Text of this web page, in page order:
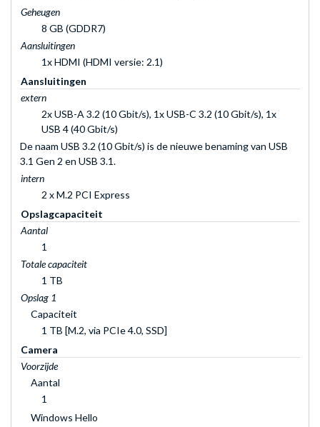
Geheugen
8 GB (GDDR7)
Aansluitingen
1x HDMI (HDMI versie: 2.1)
Aansluitingen
extern
2x USB-A 3.2 (10 Gbit/s), 1x USB-C 3.2 (10 Gbit/s), 1x
USB 4 (40 Gbit/s)
De naam USB 3.2 (10 Gbit/s) is de nieuwe benaming van USB
3.1 Gen 2 en USB 3.1.
intern
2 x M.2 PCI Express
Opslagcapaciteit
Aantal
1
Totale capaciteit
1 TB
Opslag 1
Capaciteit
1 TB [M.2, via PCIe 4.0, SSD]
Camera
Voorzijde
Aantal
1
Windows Hello